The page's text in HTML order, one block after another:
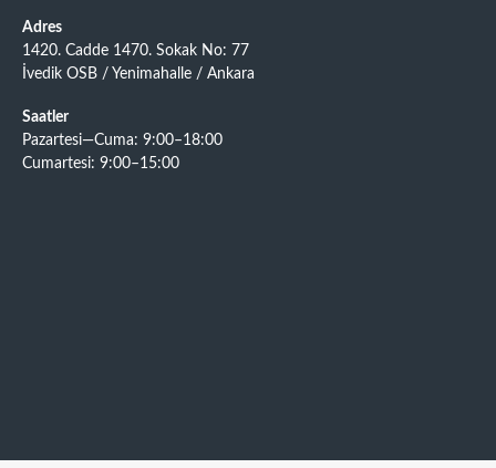
Adres
1420. Cadde 1470. Sokak No: 77
İvedik OSB / Yenimahalle / Ankara
Saatler
Pazartesi—Cuma: 9:00–18:00
Cumartesi: 9:00–15:00